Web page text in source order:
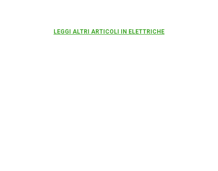
LEGGI ALTRI ARTICOLI IN ELETTRICHE